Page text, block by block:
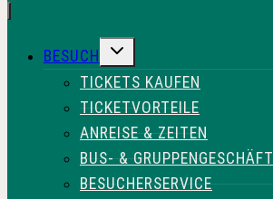
BESUCH
UNTERMENÜ
TICKETS KAUFEN
TICKETVORTEILE
ANREISE & ZEITEN
BUS- & GRUPPENGESCHÄFT
BESUCHERSERVICE